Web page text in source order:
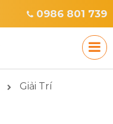
0986 801 739
Giải Trí